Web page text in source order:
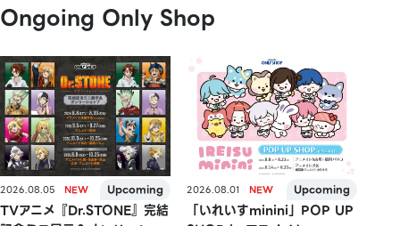
Ongoing Only Shop
2026.08.05
TVアニメ『Dr.STONE』完結
2026.08.01
「いれいすminini」POP UP